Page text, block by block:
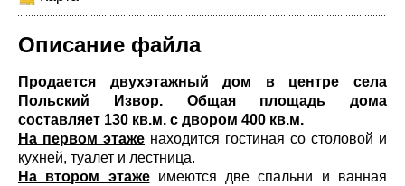
Описание файла
Продается двухэтажный дом в центре села
Польский Извор. Общая площадь дома
составляет 130 кв.м. с двором 400 кв.м.
На первом этаже находится гостиная со столовой и
кухней, туалет и лестница.
На втором этажеимеются две спальни и ванная